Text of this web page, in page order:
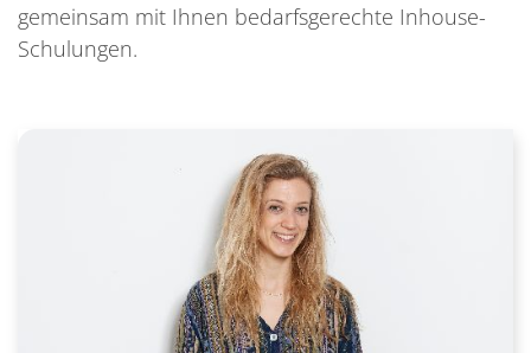
gemeinsam mit Ihnen bedarfsgerechte Inhouse-
Schulungen.